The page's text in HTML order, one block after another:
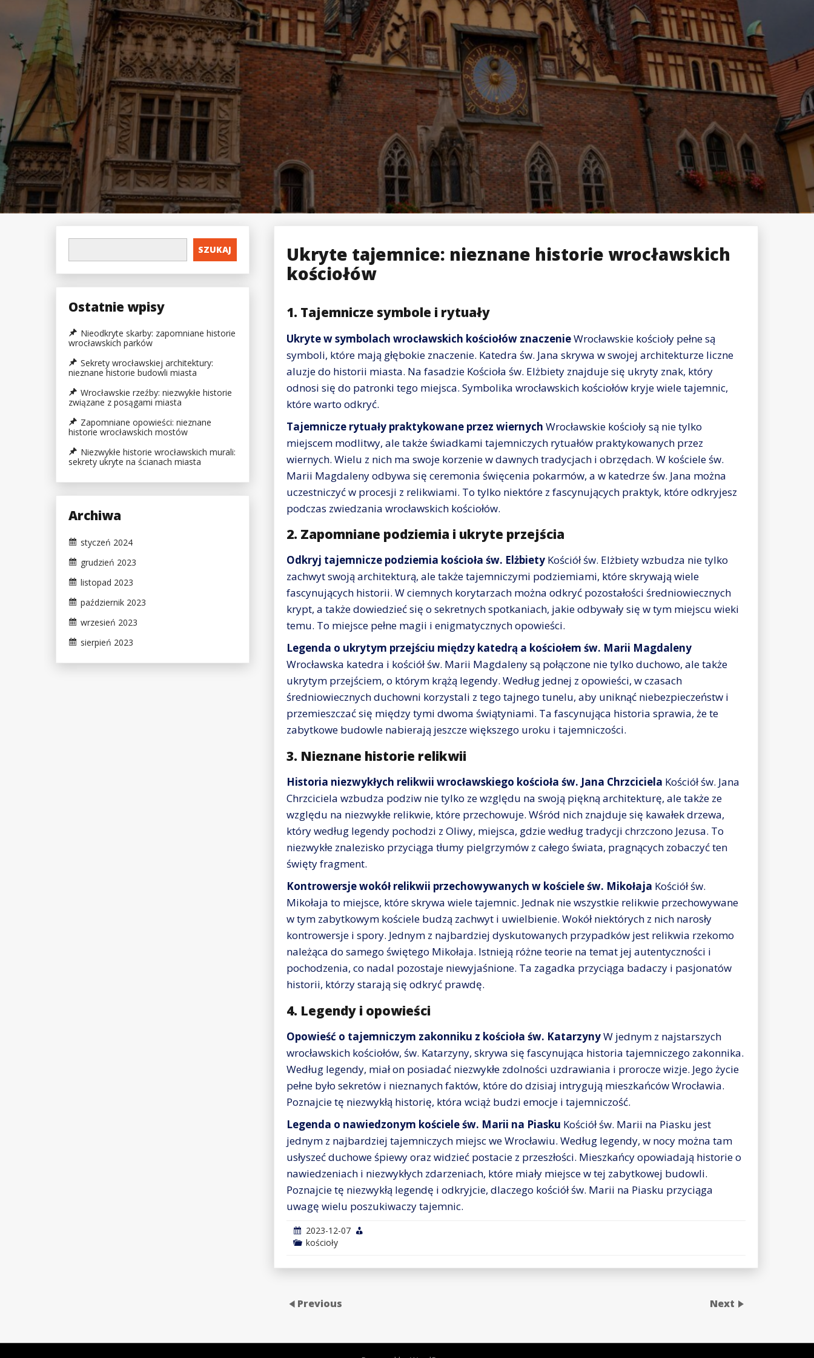
Ukryte tajemnice: nieznane historie wrocławskich
kościołów
1. Tajemnicze symbole i rytuały
Ukryte w symbolach wrocławskich kościołów znaczenieWrocławskie kościoły pełne są
symboli, które mają głębokie znaczenie. Katedra św. Jana skrywa w swojej architekturze liczne
aluzje do historii miasta. Na fasadzie Kościoła św. Elżbiety znajduje się ukryty znak, który
odnosi się do patronki tego miejsca. Symbolika wrocławskich kościołów kryje wiele tajemnic,
które warto odkryć.
Tajemnicze rytuały praktykowane przez wiernych Wrocławskie kościoły są nie tylko
miejscem modlitwy, ale także świadkami tajemniczych rytuałów praktykowanych przez
wiernych. Wielu z nich ma swoje korzenie w dawnych tradycjach i obrzędach. W kościele św.
Marii Magdaleny odbywa się ceremonia święcenia pokarmów, a w katedrze św. Jana można
uczestniczyć w procesji z relikwiami. To tylko niektóre z fascynujących praktyk, które odkryjesz
podczas zwiedzania wrocławskich kościołów.
2. Zapomniane podziemia i ukryte przejścia
Odkryj tajemnicze podziemia kościoła św. Elżbiety Kościół św. Elżbiety wzbudza nie tylko
zachwyt swoją architekturą, ale także tajemniczymi podziemiami, które skrywają wiele
fascynujących historii. W ciemnych korytarzach można odkryć pozostałości średniowiecznych
krypt, a także dowiedzieć się o sekretnych spotkaniach, jakie odbywały się w tym miejscu wieki
temu. To miejsce pełne magii i enigmatycznych opowieści.
Legenda o ukrytym przejściu między katedrą a kościołem św. Marii Magdaleny
Wrocławska katedra i kościół św. Marii Magdaleny są połączone nie tylko duchowo, ale także
ukrytym przejściem, o którym krążą legendy. Według jednej z opowieści, w czasach
średniowiecznych duchowni korzystali z tego tajnego tunelu, aby uniknąć niebezpieczeństw i
przemieszczać się między tymi dwoma świątyniami. Ta fascynująca historia sprawia, że te
zabytkowe budowle nabierają jeszcze większego uroku i tajemniczości.
3. Nieznane historie relikwii
Historia niezwykłych relikwii wrocławskiego kościoła św. Jana Chrzciciela Kościół św. Jana
Chrzciciela wzbudza podziw nie tylko ze względu na swoją piękną architekturę, ale także ze
względu na niezwykłe relikwie, które przechowuje. Wśród nich znajduje się kawałek drzewa,
który według legendy pochodzi z Oliwy, miejsca, gdzie według tradycji chrzczono Jezusa. To
niezwykłe znalezisko przyciąga tłumy pielgrzymów z całego świata, pragnących zobaczyć ten
święty fragment.
Kontrowersje wokół relikwii przechowywanych w kościele św. Mikołaja Kościół św.
Mikołaja to miejsce, które skrywa wiele tajemnic. Jednak nie wszystkie relikwie przechowywane
w tym zabytkowym kościele budzą zachwyt i uwielbienie. Wokół niektórych z nich narosły
kontrowersje i spory. Jednym z najbardziej dyskutowanych przypadków jest relikwia rzekomo
należąca do samego świętego Mikołaja. Istnieją różne teorie na temat jej autentyczności i
pochodzenia, co nadal pozostaje niewyjaśnione. Ta zagadka przyciąga badaczy i pasjonatów
historii, którzy starają się odkryć prawdę.
4. Legendy i opowieści
Opowieść o tajemniczym zakonniku z kościoła św. KatarzynyW jednym z najstarszych
wrocławskich kościołów, św. Katarzyny, skrywa się fascynująca historia tajemniczego zakonnika.
Według legendy, miał on posiadać niezwykłe zdolności uzdrawiania i prorocze wizje. Jego życie
pełne było sekretów i nieznanych faktów, które do dzisiaj intrygują mieszkańców Wrocławia.
Poznajcie tę niezwykłą historię, która wciąż budzi emocje i tajemniczość.
Legenda o nawiedzonym kościele św. Marii na Piasku Kościół św. Marii na Piasku jest
jednym z najbardziej tajemniczych miejsc we Wrocławiu. Według legendy, w nocy można tam
usłyszeć duchowe śpiewy oraz widzieć postacie z przeszłości. Mieszkańcy opowiadają historie o
nawiedzeniach i niezwykłych zdarzeniach, które miały miejsce w tej zabytkowej budowli.
Poznajcie tę niezwykłą legendę i odkryjcie, dlaczego kościół św. Marii na Piasku przyciąga
uwagę wielu poszukiwaczy tajemnic.
2023-12-07
kościoły
Previous Next
SZUKAJ
Ostatnie wpisy
Nieodkryte skarby: zapomniane historie
wrocławskich parków
Sekrety wrocławskiej architektury:
nieznane historie budowli miasta
Wrocławskie rzeźby: niezwykłe historie
związane z posągami miasta
Zapomniane opowieści: nieznane
historie wrocławskich mostów
Niezwykłe historie wrocławskich murali:
sekrety ukryte na ścianach miasta
Archiwa
styczeń 2024
grudzień 2023
listopad 2023
październik 2023
wrzesień 2023
sierpień 2023